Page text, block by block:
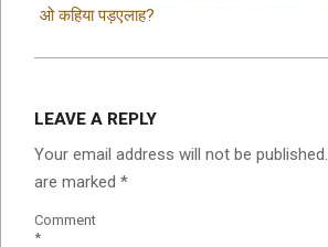
ओ कहिया पड़एलाह?
LEAVE A REPLY
Your email address will not be published.
are marked *
Comment
*